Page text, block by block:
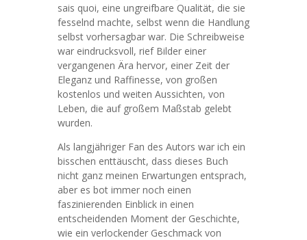
sais quoi, eine ungreifbare Qualität, die sie
fesselnd machte, selbst wenn die Handlung
selbst vorhersagbar war. Die Schreibweise
war eindrucksvoll, rief Bilder einer
vergangenen Ära hervor, einer Zeit der
Eleganz und Raffinesse, von großen
kostenlos und weiten Aussichten, von
Leben, die auf großem Maßstab gelebt
wurden.
Als langjähriger Fan des Autors war ich ein
bisschen enttäuscht, dass dieses Buch
nicht ganz meinen Erwartungen entsprach,
aber es bot immer noch einen
faszinierenden Einblick in einen
entscheidenden Moment der Geschichte,
wie ein verlockender Geschmack von